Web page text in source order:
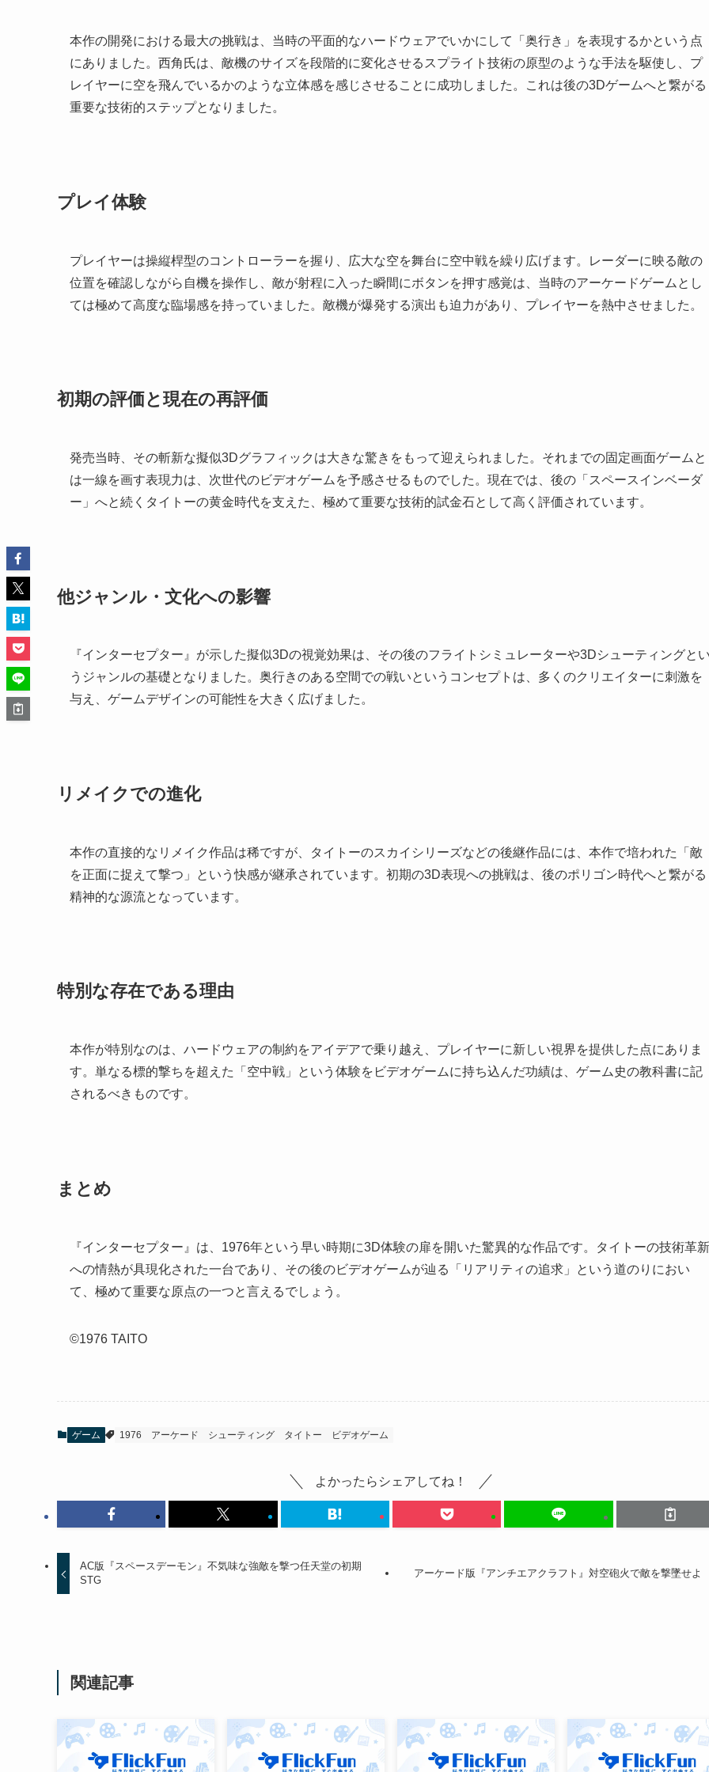
本作の開発における最大の挑戦は、当時の平面的なハードウェアでいかにして「奥行き」を表現するかという点
にありました。西角氏は、敵機のサイズを段階的に変化させるスプライト技術の原型のような手法を駆使し、プ
レイヤーに空を飛んでいるかのような立体感を感じさせることに成功しました。これは後の3Dゲームへと繋がる
重要な技術的ステップとなりました。
プレイ体験
プレイヤーは操縦桿型のコントローラーを握り、広大な空を舞台に空中戦を繰り広げます。レーダーに映る敵の
位置を確認しながら自機を操作し、敵が射程に入った瞬間にボタンを押す感覚は、当時のアーケードゲームとし
ては極めて高度な臨場感を持っていました。敵機が爆発する演出も迫力があり、プレイヤーを熱中させました。
初期の評価と現在の再評価
発売当時、その斬新な擬似3Dグラフィックは大きな驚きをもって迎えられました。それまでの固定画面ゲームと
は一線を画す表現力は、次世代のビデオゲームを予感させるものでした。現在では、後の「スペースインベーダ
ー」へと続くタイトーの黄金時代を支えた、極めて重要な技術的試金石として高く評価されています。
他ジャンル・文化への影響
『インターセプター』が示した擬似3Dの視覚効果は、その後のフライトシミュレーターや3Dシューティングと
うジャンルの基礎となりました。奥行きのある空間での戦いというコンセプトは、多くのクリエイターに刺激を
与え、ゲームデザインの可能性を大きく広げました。
リメイクでの進化
本作の直接的なリメイク作品は稀ですが、タイトーのスカイシリーズなどの後継作品には、本作で培われた「敵
を正面に捉えて撃つ」という快感が継承されています。初期の3D表現への挑戦は、後のポリゴン時代へと繋がる
精神的な源流となっています。
特別な存在である理由
本作が特別なのは、ハードウェアの制約をアイデアで乗り越え、プレイヤーに新しい視界を提供した点にありま
す。単なる標的撃ちを超えた「空中戦」という体験をビデオゲームに持ち込んだ功績は、ゲーム史の教科書に記
されるべきものです。
まとめ
『インターセプター』は、1976年という早い時期に3D体験の扉を開いた驚異的な作品です。タイトーの技術革新
への情熱が具現化された一台であり、その後のビデオゲームが辿る「リアリティの追求」という道のりにおい
て、極めて重要な原点の一つと言えるでしょう。
©1976 TAITO
ゲーム 1976 アーケード シューティング タイトー ビデオゲーム
よかったらシェアしてね！
AC版『スペースデーモン』不気味な強敵を撃つ任天堂の初期
STG
アーケード版『アンチエアクラフト』対空砲火で敵を撃墜せよ
関連記事